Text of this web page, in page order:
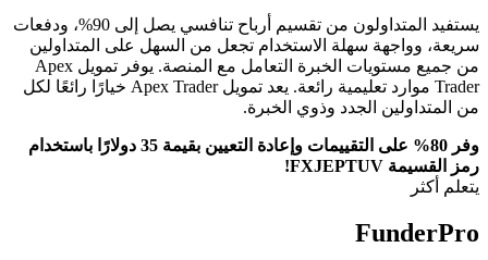
يستفيد المتداولون من تقسيم أرباح تنافسي يصل إلى 90%، ودفعات
سريعة، وواجهة سهلة الاستخدام تجعل من السهل على المتداولين
من جميع مستويات الخبرة التعامل مع المنصة. يوفر تمويل Apex
Trader موارد تعليمية رائعة. يعد تمويل Apex Trader خيارًا رائعًا لكل
من المتداولين الجدد وذوي الخبرة.
وفر 80% على التقييمات وإعادة التعيين بقيمة 35 دولارًا باستخدام
رمز القسيمة FXJEPTUV!
يتعلم أكثر
FunderPro